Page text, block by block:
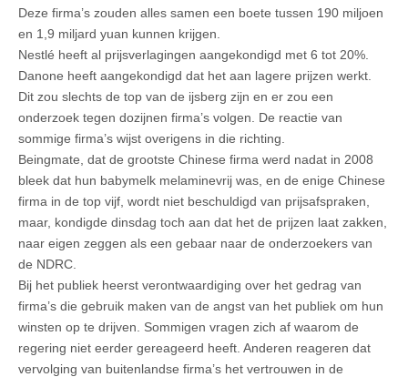
Deze firma’s zouden alles samen een boete tussen 190 miljoen
en 1,9 miljard yuan kunnen krijgen.
Nestlé heeft al prijsverlagingen aangekondigd met 6 tot 20%.
Danone heeft aangekondigd dat het aan lagere prijzen werkt.
Dit zou slechts de top van de ijsberg zijn en er zou een
onderzoek tegen dozijnen firma’s volgen. De reactie van
sommige firma’s wijst overigens in die richting.
Beingmate, dat de grootste Chinese firma werd nadat in 2008
bleek dat hun babymelk melaminevrij was, en de enige Chinese
firma in de top vijf, wordt niet beschuldigd van prijsafspraken,
maar, kondigde dinsdag toch aan dat het de prijzen laat zakken,
naar eigen zeggen als een gebaar naar de onderzoekers van
de NDRC.
Bij het publiek heerst verontwaardiging over het gedrag van
firma’s die gebruik maken van de angst van het publiek om hun
winsten op te drijven. Sommigen vragen zich af waarom de
regering niet eerder gereageerd heeft. Anderen reageren dat
vervolging van buitenlandse firma’s het vertrouwen in de